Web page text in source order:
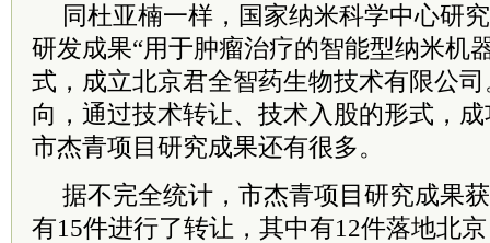
同杜亚楠一样，国家纳米科学中心研
研发成果“用于肿瘤治疗的智能型纳米机
式，成立北京君全智药生物技术有限公
向，通过技术转让、技术入股的形式，
市杰青项目研究成果还有很多。
据不完全统计，市杰青项目研究成果
有15件进行了转让，其中有12件落地北